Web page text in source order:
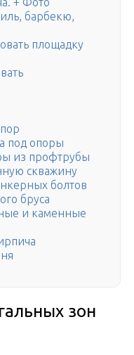
барбекю,
площадку
под опоры
из профтрубы
скважину
болтов
бруса
и каменные
зон